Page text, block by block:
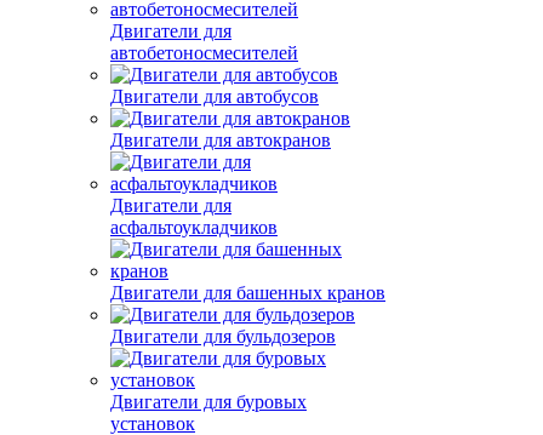
Двигатели для
автобетоносмесителей
Двигатели для автобусов
Двигатели для автокранов
Двигатели для
асфальтоукладчиков
Двигатели для башенных кранов
Двигатели для бульдозеров
Двигатели для буровых
установок